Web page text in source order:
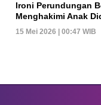
Ironi Perundungan
Menghakimi Anak
15 Mei 2026 | 00:47 WIB